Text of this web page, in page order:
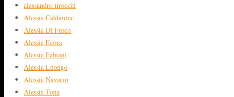
alessandro tirocchi
Alessia Caldarone
Alessia Di Fusco
Alessia Ecora
Alessia Fabiani
Alessia Luongo
Alessia Navarro
Alessia Tona